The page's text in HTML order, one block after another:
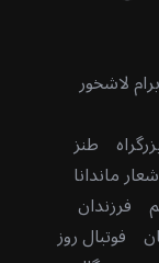
لاشخور
طنز
ماندانا
فرزندان
فوتبال روز